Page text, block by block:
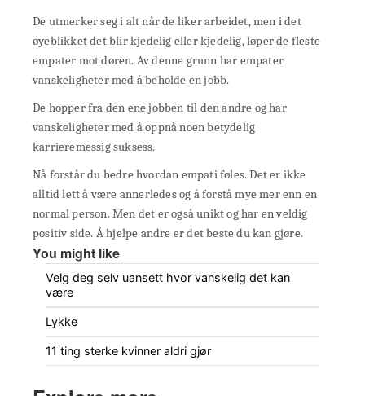
De utmerker seg i alt når de liker arbeidet, men i det
øyeblikket det blir kjedelig eller kjedelig, løper de fleste
empater mot døren. Av denne grunn har empater
vanskeligheter med å beholde en jobb.
De hopper fra den ene jobben til den andre og har
vanskeligheter med å oppnå noen betydelig
karrieremessig suksess.
Nå forstår du bedre hvordan empati føles. Det er ikke
alltid lett å være annerledes og å forstå mye mer enn en
normal person. Men det er også unikt og har en veldig
positiv side. Å hjelpe andre er det beste du kan gjøre.
You might like
Velg deg selv uansett hvor vanskelig det kan
være
Lykke
11 ting sterke kvinner aldri gjør